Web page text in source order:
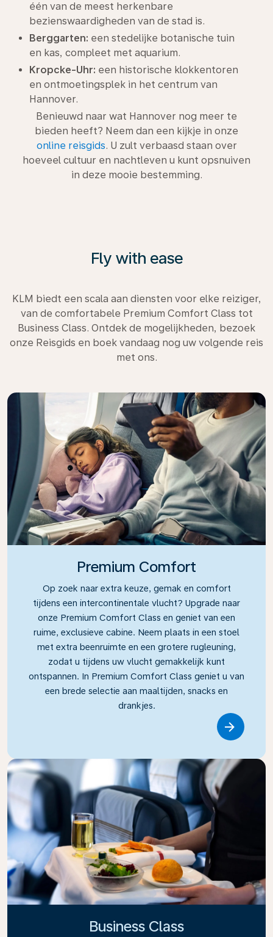
één van de meest herkenbare
bezienswaardigheden van de stad is.
Berggarten: een stedelijke botanische tuin
en kas, compleet met aquarium.
Kropcke-Uhr: een historische klokkentoren
en ontmoetingsplek in het centrum van
Hannover.
Benieuwd naar wat Hannover nog meer te
bieden heeft? Neem dan een kijkje in onze
online reisgids. U zult verbaasd staan over
hoeveel cultuur en nachtleven u kunt opsnuiven
in deze mooie bestemming.
Fly with ease
KLM biedt een scala aan diensten voor elke reiziger,
van de comfortabele Premium Comfort Class tot
Business Class. Ontdek de mogelijkheden, bezoek
onze Reisgids en boek vandaag nog uw volgende reis
met ons.
Premium Comfort
Op zoek naar extra keuze, gemak en comfort
tijdens een intercontinentale vlucht? Upgrade naar
onze Premium Comfort Class en geniet van een
ruime, exclusieve cabine. Neem plaats in een stoel
met extra beenruimte en een grotere rugleuning,
zodat u tijdens uw vlucht gemakkelijk kunt
ontspannen. In Premium Comfort Class geniet u van
een brede selectie aan maaltijden, snacks en
drankjes.
Business Class